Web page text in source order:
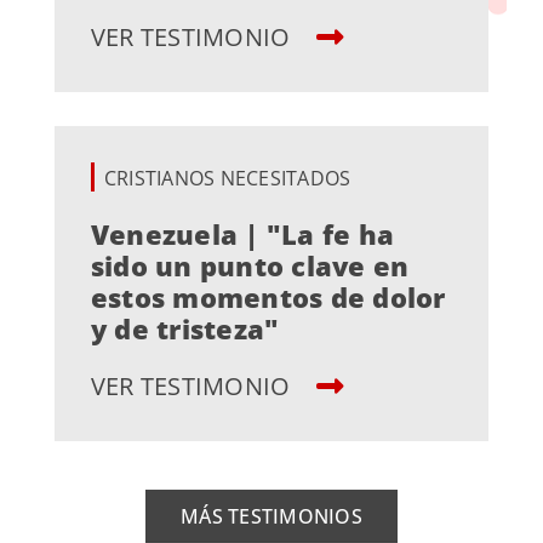
VER TESTIMONIO
CRISTIANOS NECESITADOS
Venezuela | "La fe ha
sido un punto clave en
estos momentos de dolor
y de tristeza"
VER TESTIMONIO
MÁS TESTIMONIOS